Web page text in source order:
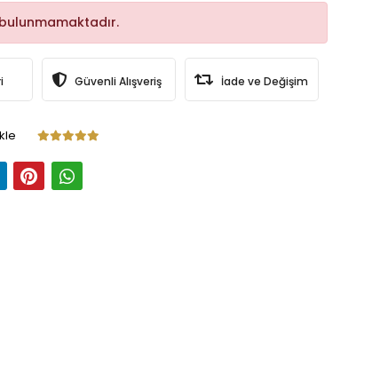
Güvenli Alışveriş İade ve Değişim